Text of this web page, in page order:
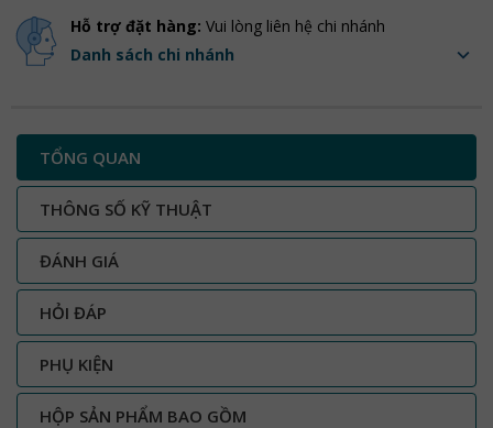
Hỗ trợ đặt hàng: Vui lòng liên hệ chi nhánh
Danh sách chi nhánh
TỔNG QUAN
THÔNG SỐ KỸ THUẬT
ĐÁNH GIÁ
HỎI ĐÁP
PHỤ KIỆN
HỘP SẢN PHẨM BAO GỒM